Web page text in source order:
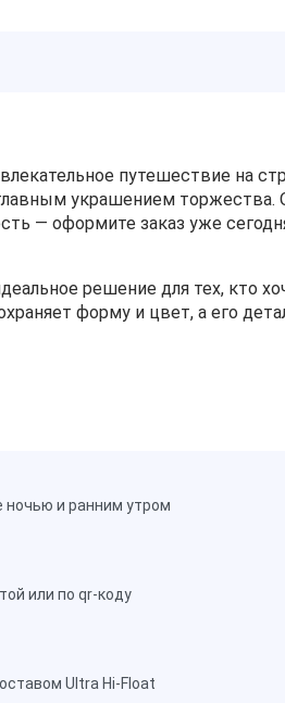
путешествие на
украшением
— оформите заказ уже
решение для тех, кто
форму и цвет, а его
и ранним утром
или по qr-коду
Ultra Hi-Float